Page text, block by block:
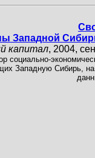
Западной
капитал, 2004,
социально-
Западную Сибирь, на